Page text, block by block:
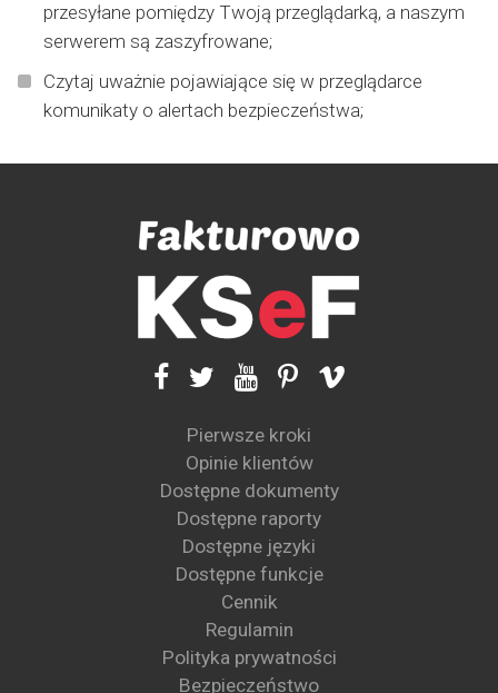
przesyłane pomiędzy Twoją przeglądarką, a naszym
serwerem są zaszyfrowane;
Czytaj uważnie pojawiające się w przeglądarce
komunikaty o alertach bezpieczeństwa;
Pierwsze kroki
Opinie klientów
Dostępne dokumenty
Dostępne raporty
Dostępne języki
Dostępne funkcje
Cennik
Regulamin
Polityka prywatności
Bezpieczeństwo